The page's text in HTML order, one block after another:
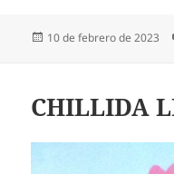
Publicado
10 de febrero de 2023
CHILLIDA